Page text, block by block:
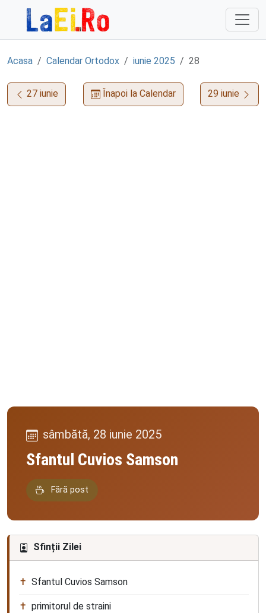
Sari la continut
Acasa Calendar Ortodox iunie 2025 28
27 iunie Înapoi la Calendar 29 iunie
sâmbătă, 28 iunie 2025
Sfantul Cuvios Samson
Fără post
Sfinții Zilei
Sfantul Cuvios Samson
primitorul de straini